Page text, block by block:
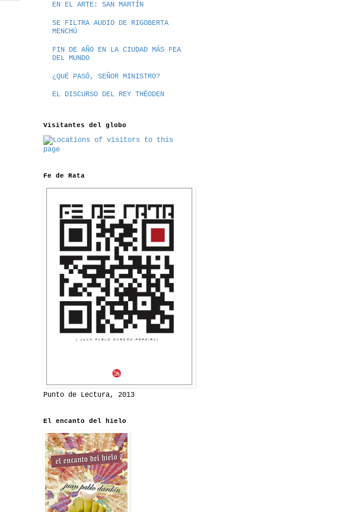
EN EL ARTE: SAN MARTÍN
SE FILTRA AUDIO DE RIGOBERTA
MENCHÚ
FIN DE AÑO EN LA CIUDAD MÁS FEA
DEL MUNDO
¿QUÉ PASÓ, SEÑOR MINISTRO?
EL DISCURSO DEL REY THÉODEN
Visitantes del globo
Fe de Rata
Punto de Lectura, 2013
El encanto del hielo